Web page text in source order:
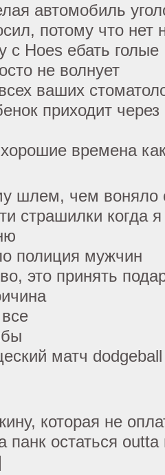
автомобиль
потому что нет
Hoes ебать голые
не волнует
ваших
приходит
времена
шлем, чем воняло
страшилки когда
полиция мужчин
это принять
матч dodgeball
которая не
панк остаться